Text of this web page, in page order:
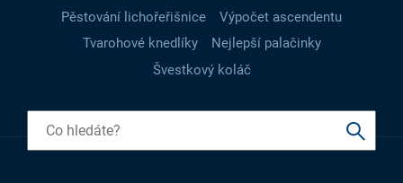
Pěstování lichořeřišnice
Výpočet ascendentu
Tvarohové knedlíky
Nejlepší palačinky
Švestkový koláč